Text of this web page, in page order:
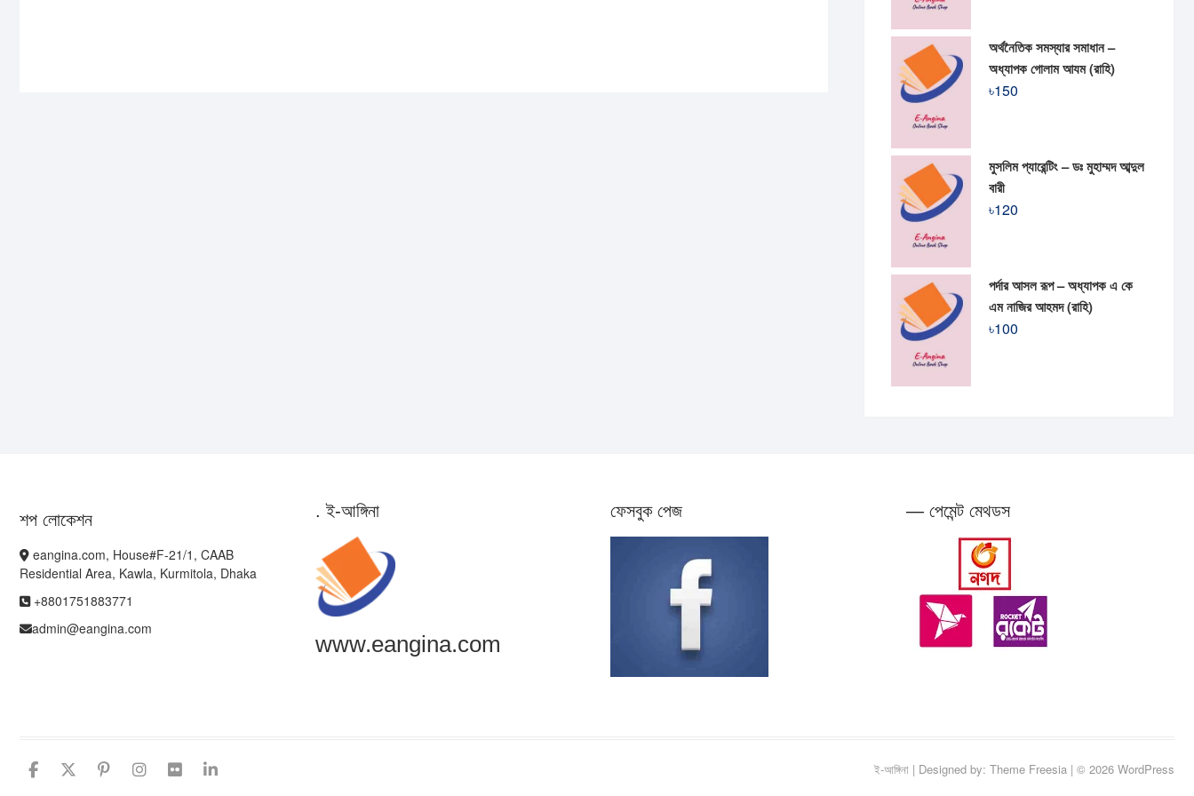
অর্থনৈতিক সমস্যার সমাধান –
অধ্যাপক গোলাম আযম (রাহি)
৳150
মুসলিম প্যারেন্টিং – ডঃ মুহাম্মদ আব্দুল
বারী
৳120
পর্দার আসল রূপ – অধ্যাপক এ কে
এম নাজির আহমদ (রাহি)
৳100
শপ লোকেশন
eangina.com, House#F-21/1, CAAB
Residential Area, Kawla, Kurmitola, Dhaka
+8801751883771
admin@eangina.com
. ই-আঙ্গিনা
www.eangina.com
ফেসবুক পেজ — পেমেন্ট মেথডস
facebook
twitter
pinterest
instagram
flickrlinkedin ই-আঙ্গিনা | Designed by: Theme Freesia | © 2026 WordPress